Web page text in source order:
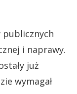
i naprawy.
już
wymagał